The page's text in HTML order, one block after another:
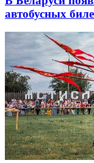
автобусных